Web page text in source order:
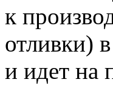
к
отливки)
и идет на